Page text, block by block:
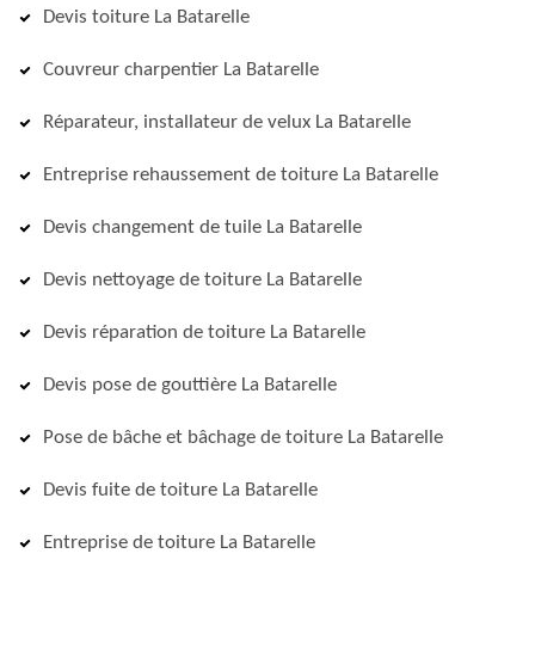
Devis toiture La Batarelle
Couvreur charpentier La Batarelle
Réparateur, installateur de velux La Batarelle
Entreprise rehaussement de toiture La Batarelle
Devis changement de tuile La Batarelle
Devis nettoyage de toiture La Batarelle
Devis réparation de toiture La Batarelle
Devis pose de gouttière La Batarelle
Pose de bâche et bâchage de toiture La Batarelle
Devis fuite de toiture La Batarelle
Entreprise de toiture La Batarelle